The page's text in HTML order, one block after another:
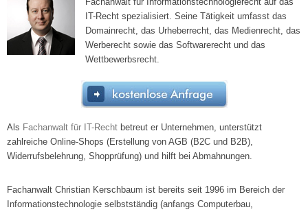
IT-Recht spezialisiert. Seine Tätigkeit umfasst das
Domainrecht, das Urheberrecht, das Medienrecht, das
Werberecht sowie das Softwarerecht und das
Wettbewerbsrecht.
Als Fachanwalt für IT-Recht betreut er Unternehmen, unterstützt
zahlreiche Online-Shops (Erstellung von AGB (B2C und B2B),
Widerrufsbelehrung, Shopprüfung) und hilft bei Abmahnungen.
Fachanwalt Christian Kerschbaum ist bereits seit 1996 im Bereich der
Informationstechnologie selbstständig (anfangs Computerbau,